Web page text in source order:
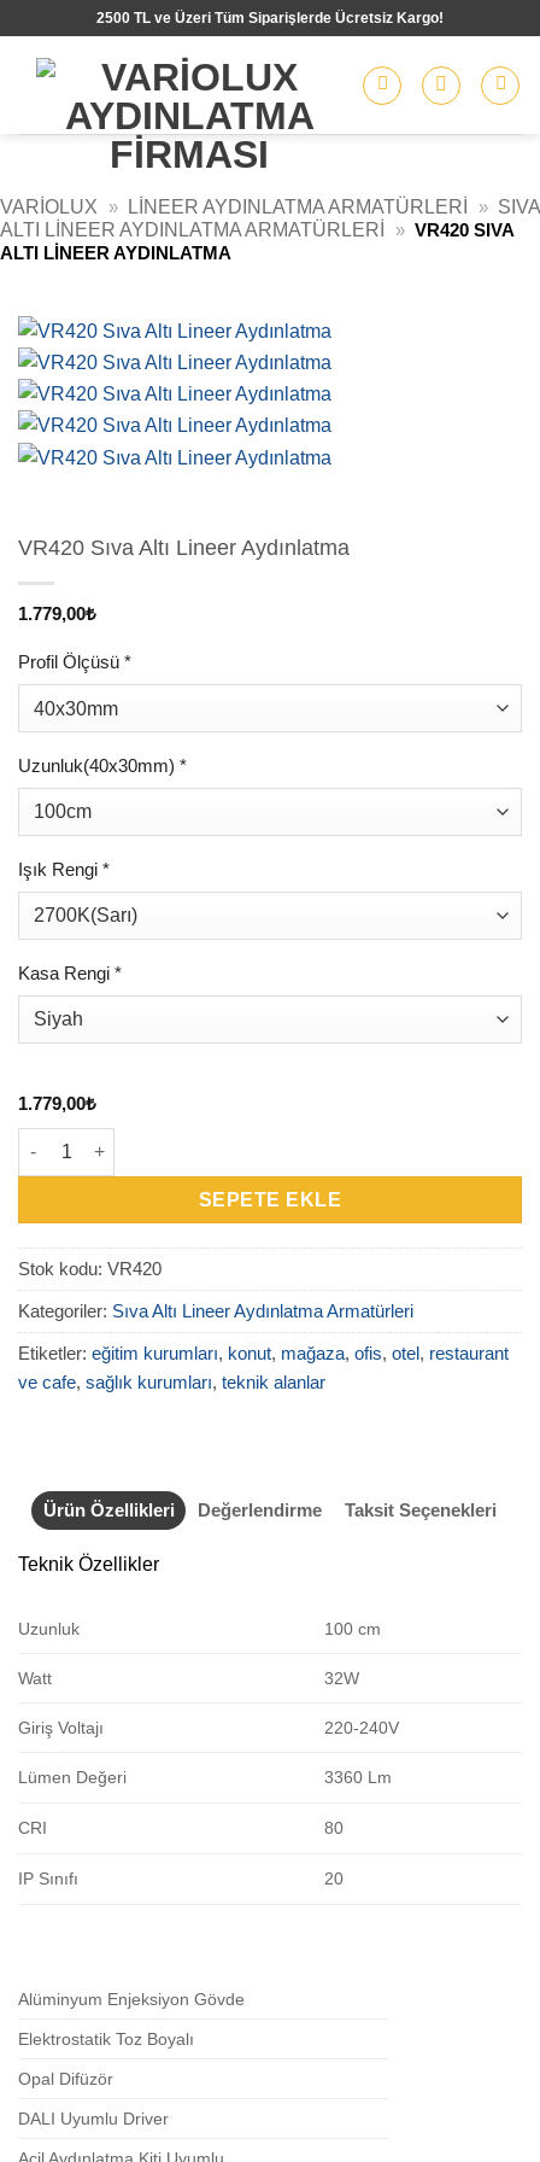
2500 TL ve Üzeri Tüm Siparişlerde Ücretsiz Kargo!
VARIOLUX » LINEER AYDINLATMA ARMATÜRLERI » SIVA
ALTI LINEER AYDINLATMA ARMATÜRLERI
» VR420 SIVA
ALTI LINEER AYDINLATMA
VR420 Sıva Altı Lineer Aydınlatma
1.779,00₺
Profil Ölçüsü *
Uzunluk(40x30mm) *
Işık Rengi *
Kasa Rengi *
1.779,00₺
VR420 Sıva Altı Lineer Aydınlatma adet
SEPETE EKLE
Stok kodu: VR420
Kategoriler: Sıva Altı Lineer Aydınlatma Armatürleri
Etiketler: eğitim kurumları, konut, mağaza, ofis, otel , restaurant
ve cafe, sağlık kurumları, teknik alanlar
Ürün Özellikleri Değerlendirme Taksit Seçenekleri
Teknik Özellikler
Uzunluk 100 cm
Watt 32W
Giriş Voltajı 220-240V
Lümen Değeri 3360 Lm
CRI 80
IP Sınıfı 20
Alüminyum Enjeksiyon Gövde
Elektrostatik Toz Boyalı
Opal Difüzör
DALI Uyumlu Driver